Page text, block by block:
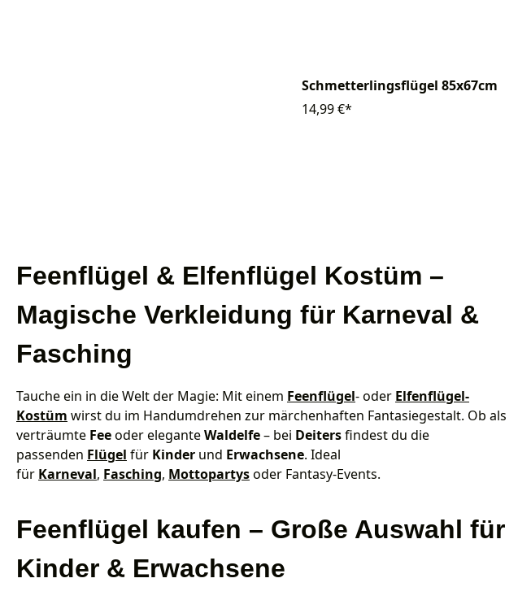
Schmetterlingsflügel 85x67cm
14,99 €*
Feenflügel & Elfenflügel Kostüm –
Magische Verkleidung für Karneval &
Fasching
Tauche ein in die Welt der Magie: Mit einem Feenflügel- oder Elfenflügel-
Kostüm wirst du im Handumdrehen zur märchenhaften Fantasiegestalt. Ob als
verträumte Feeoder eleganteWaldelfe– bei Deitersfindest du die
passenden Flügel für Kinder und Erwachsene. Ideal
für Karneval, Fasching, Mottopartysoder Fantasy-Events.
Feenflügel kaufen – Große Auswahl für
Kinder & Erwachsene